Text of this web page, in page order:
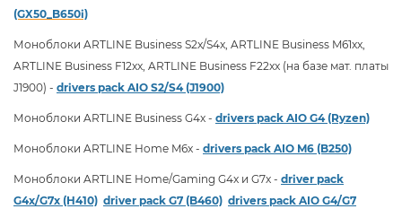
(GX50_B650i)
Моноблоки ARTLINE Business S2x/S4x, ARTLINE Business M61xx,
ARTLINE Business F12xx, ARTLINE Business F22xx (на базе мат. платы
J1900) - drivers pack AIO S2/S4 (J1900)
Моноблоки ARTLINE Business G4x - drivers pack AIO G4 (Ryzen)
Моноблоки ARTLINE Home M6x - drivers pack AIO M6 (B250)
Моноблоки ARTLINE Home/Gaming G4x и G7x - driver pack
G4x/G7x (H410) driver pack G7 (B460) drivers pack AIO G4/G7